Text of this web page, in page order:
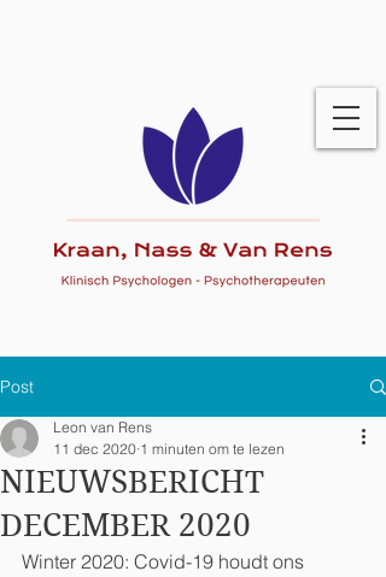
Post
NIEUWSBERICHT
DECEMBER 2020
Leon van Rens
11 dec 2020 1 minuten om te lezen
Winter 2020: Covid-19 houdt ons